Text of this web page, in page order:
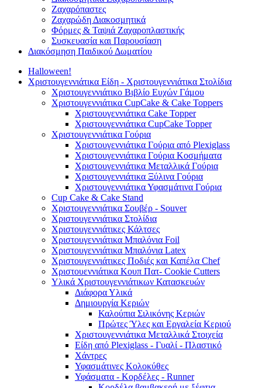
Ζαχαρόπαστες
Ζαχαρώδη Διακοσμητικά
Φόρμες & Ταψιά Ζαχαροπλαστικής
Συσκευασία και Παρουσίαση
Διακόσμηση Παιδικού Δωματίου
Halloween!
Χριστουγεννιάτικα Είδη - Χριστουγεννιάτικα Στολίδια
Χριστουγεννιάτικο Βιβλίο Ευχών Γάμου
Χριστουγεννιάτικα CupCake & Cake Toppers
Χριστουγεννιάτικα Cake Topper
Χριστουγεννιάτικα CupCake Topper
Χριστουγεννιάτικα Γούρια
Χριστουγεννιάτικα Γούρια από Plexiglass
Χριστουγεννιάτικα Γούρια Κοσμήματα
Χριστουγεννιάτικα Μεταλλικά Γούρια
Χριστουγεννιάτικα Ξύλινα Γούρια
Χριστουγεννιάτικα Υφασμάτινα Γούρια
Cup Cake & Cake Stand
Χριστουγεννιάτικα Σουβέρ - Souver
Χριστουγεννιάτικα Στολίδια
Χριστουγεννιάτικες Κάλτσες
Χριστουγεννιάτικα Μπαλόνια Foil
Χριστουγεννιάτικα Μπαλόνια Latex
Χριστουγεννιάτικες Ποδιές και Καπέλα Chef
Χριστουεννιάτικα Κουπ Πατ- Cookie Cutters
Υλικά Χριστουγεννιάτικων Κατασκευών
Διάφορα Υλικά
Δημιουργία Κεριών
Καλούπια Σιλικόνης Κεριών
Πρώτες Ύλες και Εργαλεία Κεριού
Χριστουγεννιάτικα Μεταλλικά Στοιχεία
Είδη από Plexiglass - Γυαλί - Πλαστικό
Χάντρες
Υφασμάτινες Κολοκύθες
Υφάσματα - Κορδέλες - Runner